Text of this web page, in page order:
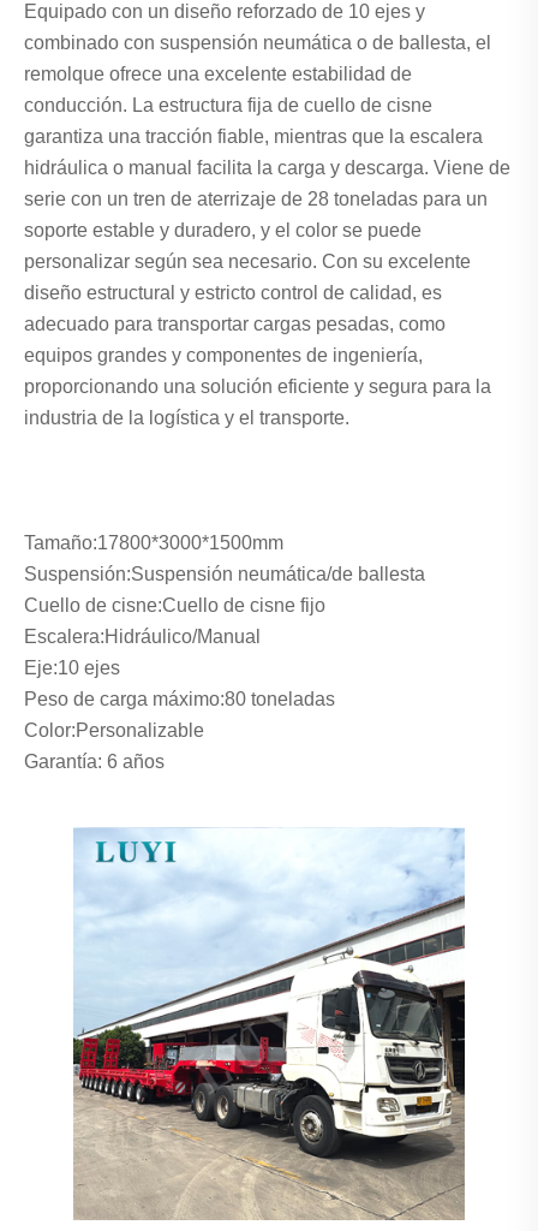
Equipado con un diseño reforzado de 10 ejes y
combinado con suspensión neumática o de ballesta, el
remolque ofrece una excelente estabilidad de
conducción. La estructura fija de cuello de cisne
garantiza una tracción fiable, mientras que la escalera
hidráulica o manual facilita la carga y descarga. Viene de
serie con un tren de aterrizaje de 28 toneladas para un
soporte estable y duradero, y el color se puede
personalizar según sea necesario. Con su excelente
diseño estructural y estricto control de calidad, es
adecuado para transportar cargas pesadas, como
equipos grandes y componentes de ingeniería,
proporcionando una solución eficiente y segura para la
industria de la logística y el transporte.
Tamaño:17800*3000*1500mm
Suspensión:Suspensión neumática/de ballesta
Cuello de cisne:Cuello de cisne fijo
Escalera:Hidráulico/Manual
Eje:10 ejes
Peso de carga máximo:80 toneladas
Color:Personalizable
Garantía: 6 años